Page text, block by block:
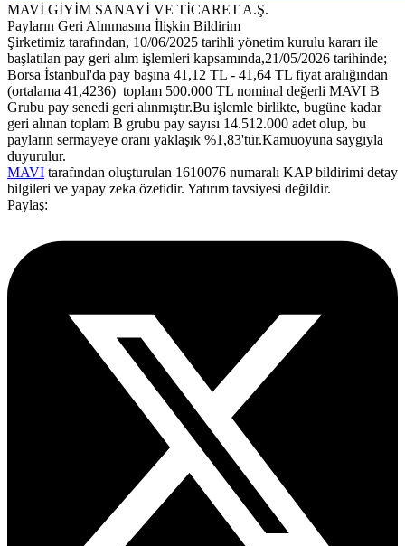
MAVİ GİYİM SANAYİ VE TİCARET A.Ş.
Payların Geri Alınmasına İlişkin Bildirim
Şirketimiz tarafından, 10/06/2025 tarihli yönetim kurulu kararı ile
başlatılan pay geri alım işlemleri kapsamında,21/05/2026 tarihinde;
Borsa İstanbul'da pay başına 41,12 TL - 41,64 TL fiyat aralığından
(ortalama 41,4236) toplam 500.000 TL nominal değerli MAVI B
Grubu pay senedi geri alınmıştır.Bu işlemle birlikte, bugüne kadar
geri alınan toplam B grubu pay sayısı 14.512.000 adet olup, bu
payların sermayeye oranı yaklaşık %1,83'tür.Kamuoyuna saygıyla
duyurulur.
MAVI tarafından oluşturulan 1610076 numaralı KAP bildirimi detay
bilgileri ve yapay zeka özetidir. Yatırım tavsiyesi değildir.
Paylaş: